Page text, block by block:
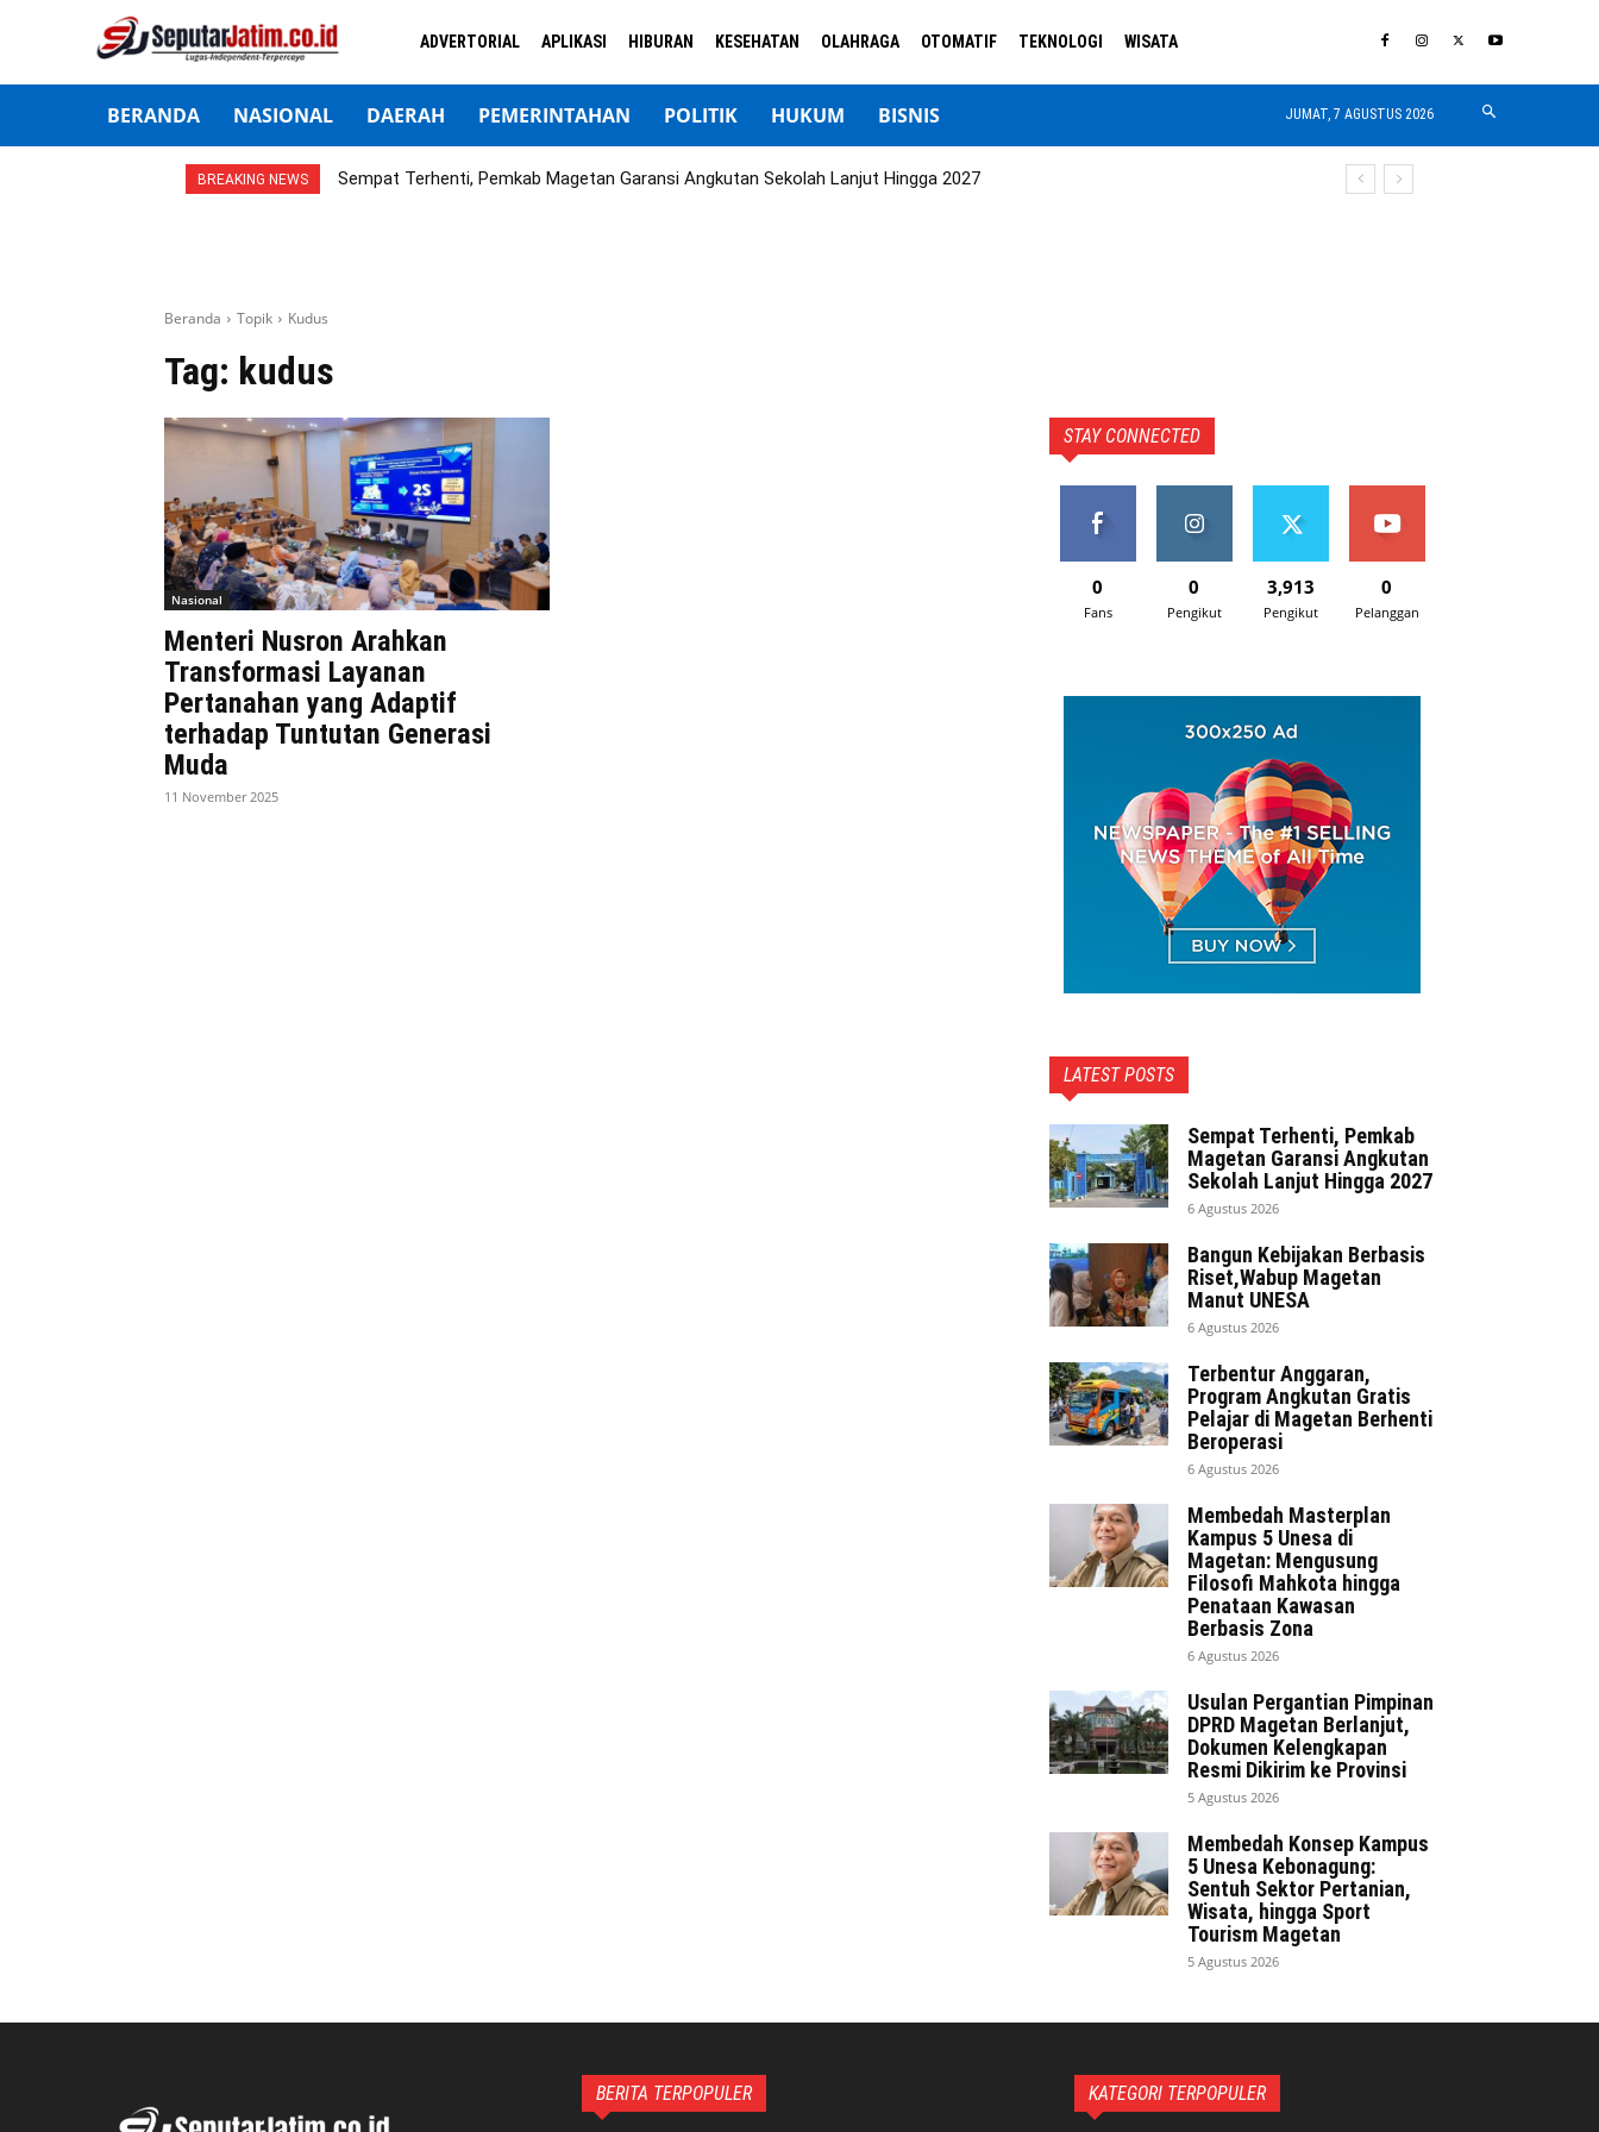
ADVERTORIAL APLIKASI HIBURAN KESEHATAN OLAHRAGA OTOMATIF TEKNOLOGI WISATA
BERANDA NASIONAL DAERAH PEMERINTAHAN POLITIK HUKUM BISNIS JUMAT, 7 AGUSTUS 2026
BREAKING NEWS Sempat Terhenti, Pemkab Magetan Garansi Angkutan Sekolah Lanjut Hingga 2027
Beranda Topik Kudus
Tag: kudus
Nasional
Menteri Nusron Arahkan
Transformasi Layanan
Pertanahan yang Adaptif
terhadap Tuntutan Generasi
Muda
11 November 2025
STAY CONNECTED
0
Fans
0
Pengikut
3,913
Pengikut
0
Pelanggan
LATEST POSTS
Sempat Terhenti, Pemkab
Magetan Garansi Angkutan
Sekolah Lanjut Hingga 2027
6 Agustus 2026
Bangun Kebijakan Berbasis
Riset,Wabup Magetan
Manut UNESA
6 Agustus 2026
Terbentur Anggaran,
Program Angkutan Gratis
Pelajar di Magetan Berhenti
Beroperasi
6 Agustus 2026
Membedah Masterplan
Kampus 5 Unesa di
Magetan: Mengusung
Filosofi Mahkota hingga
Penataan Kawasan
Berbasis Zona
6 Agustus 2026
Usulan Pergantian Pimpinan
DPRD Magetan Berlanjut,
Dokumen Kelengkapan
Resmi Dikirim ke Provinsi
5 Agustus 2026
Membedah Konsep Kampus
5 Unesa Kebonagung:
Sentuh Sektor Pertanian,
Wisata, hingga Sport
Tourism Magetan
5 Agustus 2026
BERITA TERPOPULER KATEGORI TERPOPULER